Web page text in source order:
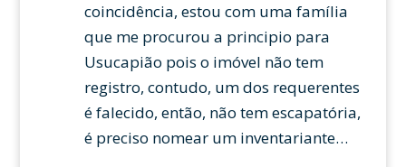
coincidência, estou com uma família
que me procurou a principio para
Usucapião pois o imóvel não tem
registro, contudo, um dos requerentes
é falecido, então, não tem escapatória,
é preciso nomear um inventariante…